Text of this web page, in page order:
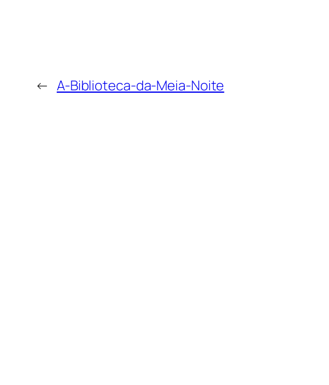
← A-Biblioteca-da-Meia-Noite